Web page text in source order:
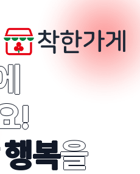
!
복을
착한가게